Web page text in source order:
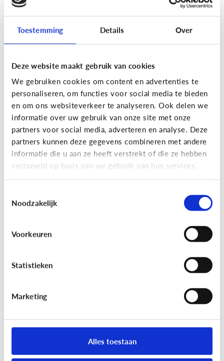
Toestemming Details Over
Deze website maakt gebruik van cookies
We gebruiken cookies om content en advertenties te
personaliseren, om functies voor social media te bieden
en om ons websiteverkeer te analyseren. Ook delen we
informatie over uw gebruik van onze site met onze
partners voor social media, adverteren en analyse. Deze
partners kunnen deze gegevens combineren met andere
informatie die u aan ze heeft verstrekt of die ze hebben
verzameld op basis van uw gebruik van hun services.
Noodzakelijk
Voorkeuren
Statistieken
Marketing
Alles toestaan
Fun met media
Maak je eigen Snapchat of
Instagram filter!
Fun met media
Wandelen was nog nooit zo leuk!